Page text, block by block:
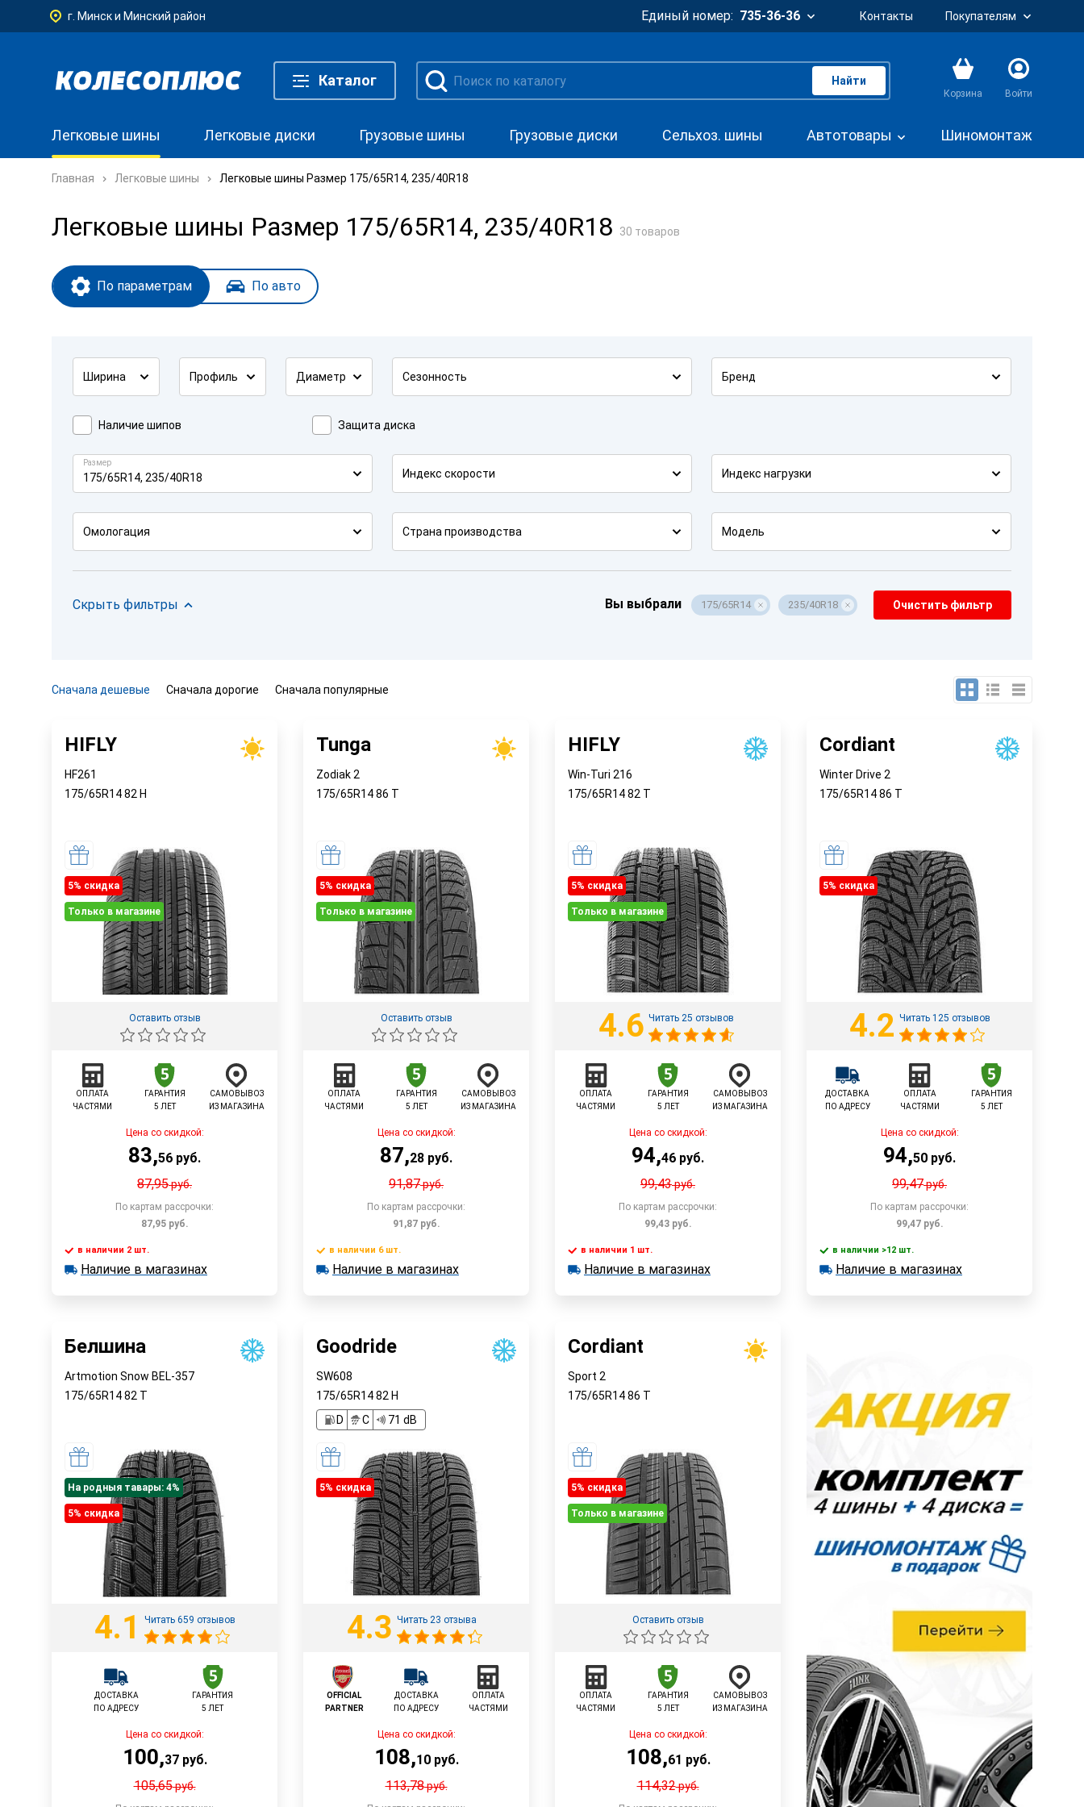
г. Минск и Минский район Единый номер: 735-36-36 Контакты Покупателям
Каталог Найти
Корзина Войти
Легковые шины Легковые диски Грузовые шины Грузовые диски Сельхоз. шины Автотовары Шиномонтаж
Главная Легковые шины Легковые шины Размер 175/65R14, 235/40R18
Легковые шины Размер 175/65R14, 235/40R18 30 товаров
По параметрам По авто
Ширина Профиль Диаметр Сезонность Бренд
Наличие шипов Защита диска
Размер
175/65R14, 235/40R18 Индекс скорости Индекс нагрузки
Омологация Страна производства Модель
Скрыть фильтры Вы выбрали 175/65R14 235/40R18 Очистить фильтр
Сначала дешевые Сначала дорогие Сначала популярные
HIFLY
HF261
175/65R1482 H
5% cкидка
Только в магазине
Оставить отзыв
ОПЛАТА
ЧАСТЯМИ
ГАРАНТИЯ
5 ЛЕТ
САМОВЫВОЗ
ИЗ МАГАЗИНА
Цена со скидкой:
83,56 руб.
87,95руб.
По картам рассрочки:
87,95руб.
Быстрый заказ
в наличии 2 шт.
в наличии 2 шт.
Наличие в магазинах
Tunga
Zodiak 2
175/65R1486 T
5% cкидка
Только в магазине
Оставить отзыв
ОПЛАТА
ЧАСТЯМИ
ГАРАНТИЯ
5 ЛЕТ
САМОВЫВОЗ
ИЗ МАГАЗИНА
Цена со скидкой:
87,28 руб.
91,87руб.
По картам рассрочки:
91,87руб.
Быстрый заказ
в наличии 6 шт.
в наличии 6 шт.
Наличие в магазинах
HIFLY
Win-Turi 216
175/65R1482 T
5% cкидка
Только в магазине
4.6 Читать 25 отзывов
ОПЛАТА
ЧАСТЯМИ
ГАРАНТИЯ
5 ЛЕТ
САМОВЫВОЗ
ИЗ МАГАЗИНА
Цена со скидкой:
94,46 руб.
99,43руб.
По картам рассрочки:
99,43руб.
Быстрый заказ
в наличии 1 шт.
в наличии 1 шт.
Наличие в магазинах
Cordiant
Winter Drive 2
175/65R1486 T
5% cкидка
4.2 Читать 125 отзывов
ДОСТАВКА
ПО АДРЕСУ
ОПЛАТА
ЧАСТЯМИ
ГАРАНТИЯ
5 ЛЕТ
Цена со скидкой:
94,50 руб.
99,47руб.
По картам рассрочки:
99,47руб.
В корзину
в наличии >12 шт.
в наличии >12 шт.
Наличие в магазинах
Белшина
Artmotion Snow BEL-357
175/65R1482 T
На родныя тавары: 4%
5% cкидка
4.1 Читать 659 отзывов
ДОСТАВКА
ПО АДРЕСУ
ГАРАНТИЯ
5 ЛЕТ
Цена со скидкой:
100,37руб.
105,65руб.
Goodride
SW608
175/65R1482 H
D
C 71 dB
5% cкидка
4.3 Читать 23 отзыва
OFFICIAL
PARTNER
ДОСТАВКА
ПО АДРЕСУ
ОПЛАТА
ЧАСТЯМИ
Цена со скидкой:
108,10руб.
113,78руб.
Cordiant
Sport 2
175/65R1486 T
5% cкидка
Только в магазине
Оставить отзыв
ОПЛАТА
ЧАСТЯМИ
ГАРАНТИЯ
5 ЛЕТ
САМОВЫВОЗ
ИЗ МАГАЗИНА
Цена со скидкой:
108,61 руб.
114,32руб.